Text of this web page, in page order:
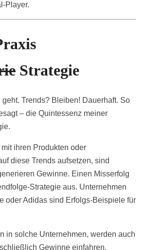
Player.
Strategie
geht. Trends? Bleiben! Dauerhaft. So
– die Quintessenz meiner
ihren Produkten oder
diese Trends aufsetzen, sind
Gewinne. Einen Misserfolg
Strategie aus. Unternehmen
oder Adidas sind Erfolgs-Beispiele für
in solche Unternehmen, werden auch
Gewinne einfahren.